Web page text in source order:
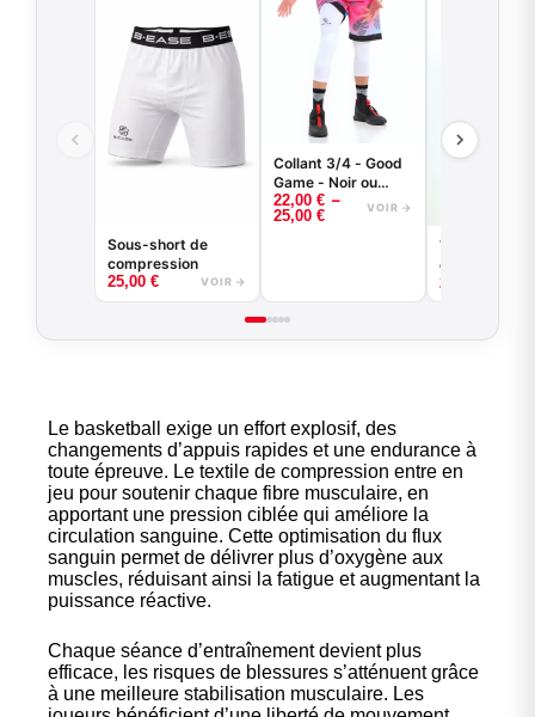
Sous-short de
compression
25,00 € VOIR →
Collant 3/4 - Good
Game - Noir ou
Blanc -
BASKETBALL
22,00 € –
25,00 € VOIR →
T-shirt de
compression
basketball -
29,00
Le basketball exige un effort explosif, des
changements d’appuis rapides et une endurance à
toute épreuve. Le textile de compression entre en
jeu pour soutenir chaque fibre musculaire, en
apportant une pression ciblée qui améliore la
circulation sanguine. Cette optimisation du flux
sanguin permet de délivrer plus d’oxygène aux
muscles, réduisant ainsi la fatigue et augmentant la
puissance réactive.
Chaque séance d’entraînement devient plus
efficace, les risques de blessures s’atténuent grâce
à une meilleure stabilisation musculaire. Les